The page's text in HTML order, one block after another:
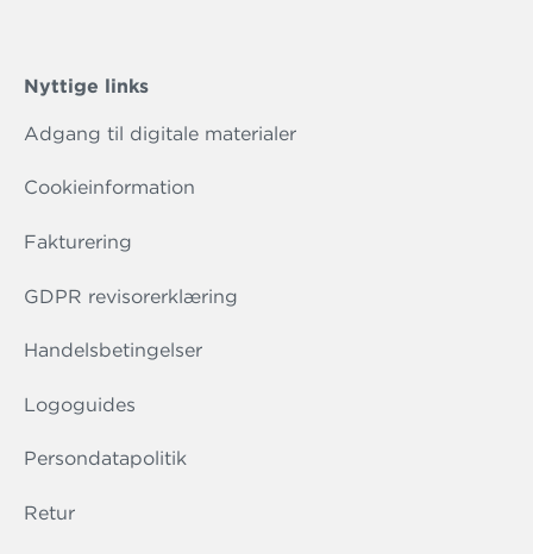
Nyttige links
Adgang til digitale materialer
Cookieinformation
Fakturering
GDPR revisorerklæring
Handelsbetingelser
Logoguides
Persondatapolitik
Retur